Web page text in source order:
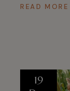
READ MORE
19